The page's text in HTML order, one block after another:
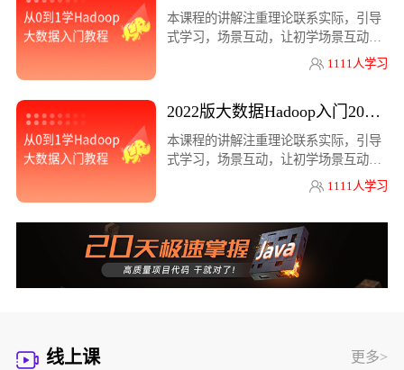
本课程的讲解注重理论联系实际，引导
式学习，场景互动，让初学场景互动，
1111人学习
2022版大数据Hadoop入门2022版大数
本课程的讲解注重理论联系实际，引导
式学习，场景互动，让初学场景互动，
1111人学习
线上课 更多>